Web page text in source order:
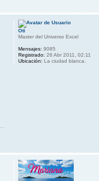
Oti
Master del Universo Excel
Mensajes: 9085
Registrado: 26 Abr 2011, 02:11
Ubicación: La ciudad blanca.